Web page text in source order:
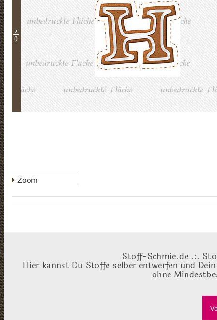
2
0
Zoom
Stoff-Schmie.de .:.
Hier kannst Du Stoffe selber entwerfen und
ohne